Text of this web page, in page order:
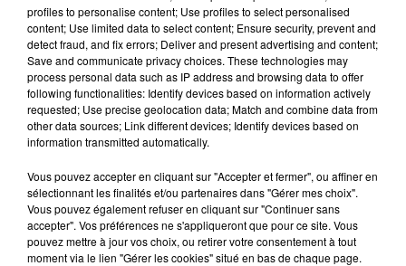
Lecture (2 min 22 sec)
100%
100% Radio les infos de l'Hérault
26 février 2024 - 2 min 22 sec
LES INFOS DE L'HÉRAULT DU 26/02/2024 À
14H03
profiles to personalise content; Use profiles to select personalised
content; Use limited data to select content; Ensure security, prevent and
detect fraud, and fix errors; Deliver and present advertising and content;
Save and communicate privacy choices. These technologies may
process personal data such as IP address and browsing data to offer
following functionalities: Identify devices based on information actively
requested; Use precise geolocation data; Match and combine data from
other data sources; Link different devices; Identify devices based on
information transmitted automatically.
Vous pouvez accepter en cliquant sur "Accepter et fermer", ou affiner en
sélectionnant les finalités et/ou partenaires dans "Gérer mes choix".
Vous pouvez également refuser en cliquant sur "Continuer sans
accepter". Vos préférences ne s'appliqueront que pour ce site. Vous
pouvez mettre à jour vos choix, ou retirer votre consentement à tout
moment via le lien "Gérer les cookies" situé en bas de chaque page.